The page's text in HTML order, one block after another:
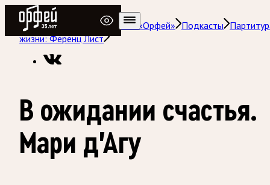
Радио Орфей
Радио классической музыки «Орфей» Подкасты
жизни: Ференц Лист
В ожидании счастья.
Мари д’Агу